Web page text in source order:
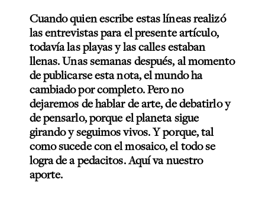
Cuando quien escribe estas líneas realizó
las entrevistas para el presente artículo,
todavía las playas y las calles estaban
llenas. Unas semanas después, al momento
de publicarse esta nota, el mundo ha
cambiado por completo. Pero no
dejaremos de hablar de arte, de debatirlo y
de pensarlo, porque el planeta sigue
girando y seguimos vivos. Y porque, tal
como sucede con el mosaico, el todo se
logra de a pedacitos. Aquí va nuestro
aporte.